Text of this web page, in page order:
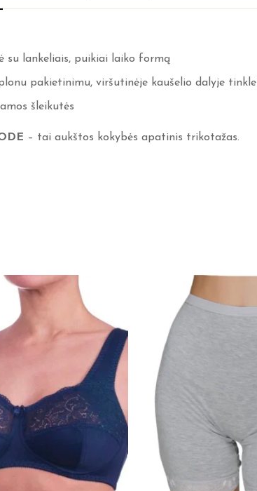
su lankeliais, puikiai laiko formą
pakietinimu, viršutinėje kaušelio dalyje
šleikutės
– tai aukštos kokybės apatinis trikotažas.